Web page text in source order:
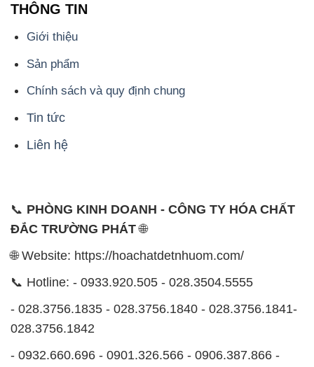
THÔNG TIN
Giới thiệu
Sản phẩm
Chính sách và quy định chung
Tin tức
Liên hệ
📞 PHÒNG KINH DOANH - CÔNG TY HÓA CHẤT
ĐẮC TRƯỜNG PHÁT🌐
🌐 Website: https://hoachatdetnhuom.com/
📞 Hotline: - 0933.920.505 - 028.3504.5555
- 028.3756.1835 - 028.3756.1840 - 028.3756.1841-
028.3756.1842
- 0932.660.696 - 0901.326.566 - 0906.387.866 -